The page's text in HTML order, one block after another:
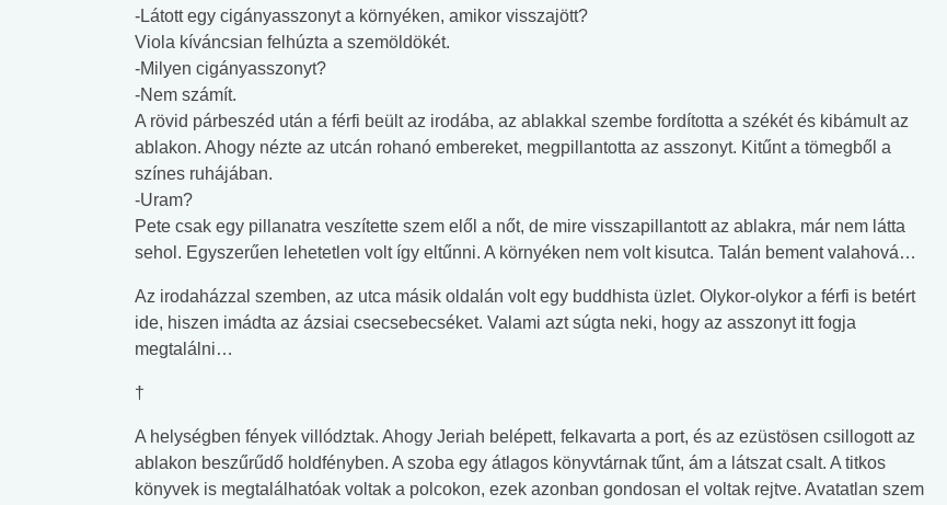
-Látott egy cigányasszonyt a környéken, amikor visszajött?
Viola kíváncsian felhúzta a szemöldökét.
-Milyen cigányasszonyt?
-Nem számít.
A rövid párbeszéd után a férfi beült az irodába, az ablakkal szembe fordította a székét és kibámult az
ablakon. Ahogy nézte az utcán rohanó embereket, megpillantotta az asszonyt. Kitűnt a tömegből a
színes ruhájában.
-Uram?
Pete csak egy pillanatra veszítette szem elől a nőt, de mire visszapillantott az ablakra, már nem látta
sehol. Egyszerűen lehetetlen volt így eltűnni. A környéken nem volt kisutca. Talán bement valahová…
Az irodaházzal szemben, az utca másik oldalán volt egy buddhista üzlet. Olykor-olykor a férfi is betért
ide, hiszen imádta az ázsiai csecsebecséket. Valami azt súgta neki, hogy az asszonyt itt fogja
megtalálni…
†
A helységben fények villództak. Ahogy Jeriah belépett, felkavarta a port, és az ezüstösen csillogott az
ablakon beszűrűdő holdfényben. A szoba egy átlagos könyvtárnak tűnt, ám a látszat csalt. A titkos
könyvek is megtalálhatóak voltak a polcokon, ezek azonban gondosan el voltak rejtve. Avatatlan szem
lábnyomod?
tudásteszt
nyelvvizsga teszt -